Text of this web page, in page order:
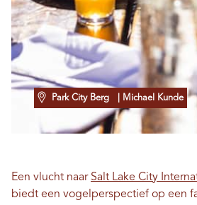
Park City Berg | Michael Kunde
Een vlucht naar Salt Lake City
biedt een vogelperspectief op een